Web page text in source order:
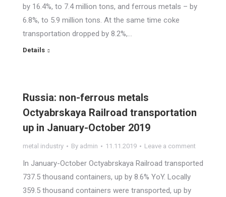
by 16.4%, to 7.4 million tons, and ferrous metals – by
6.8%, to 5.9 million tons. At the same time coke
transportation dropped by 8.2%,…
Details
Russia: non-ferrous metals
Octyabrskaya Railroad transportation
up in January-October 2019
metal industry By admin 11.11.2019 Leave a comment
In January-October Octyabrskaya Railroad transported
737.5 thousand containers, up by 8.6% YoY. Locally
359.5 thousand containers were transported, up by